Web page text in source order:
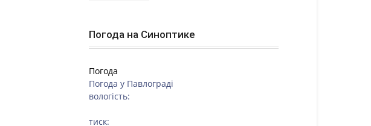
Погода на Синоптике
Погода
Погода у Павлограді
вологість:
тиск: